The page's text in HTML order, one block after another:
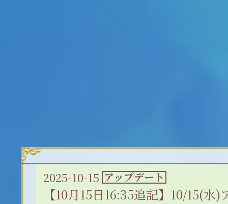
2025-10-15 アップデート
【10月15日16:35追記】10/15(水